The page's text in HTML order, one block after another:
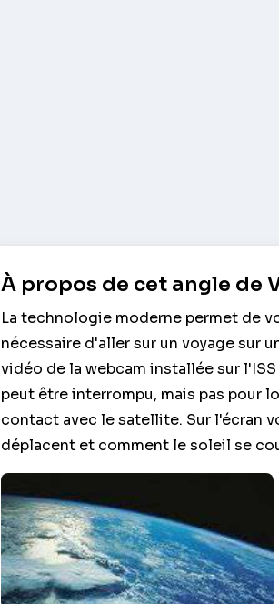
À propos de cet angle de
La technologie moderne permet de
nécessaire d'aller sur un voyage sur
vidéo de la webcam installée sur
peut être interrompu, mais pas pour
contact avec le satellite. Sur l'écran
déplacent et comment le soleil se